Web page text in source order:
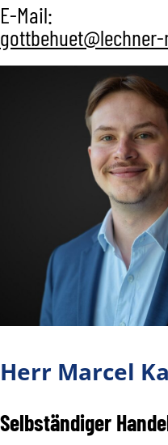
E-Mail:
Herr Marcel
Selbständiger